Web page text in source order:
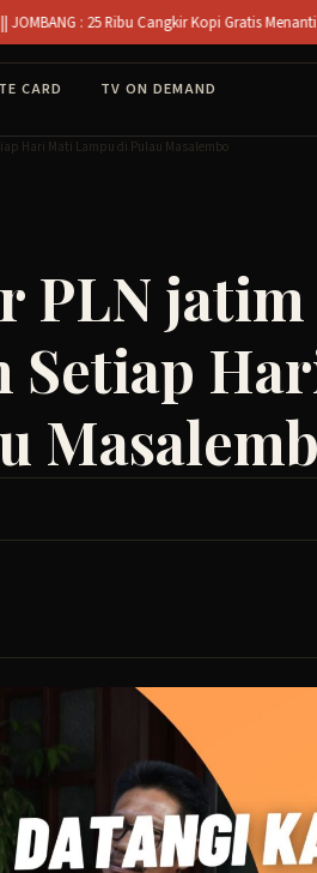
25 Ribu Cangkir Kopi Gratis Menanti
CARD TV ON DEMAND
Hari Mati Lampu di Pulau Masalembo
PLN jatim
Setiap